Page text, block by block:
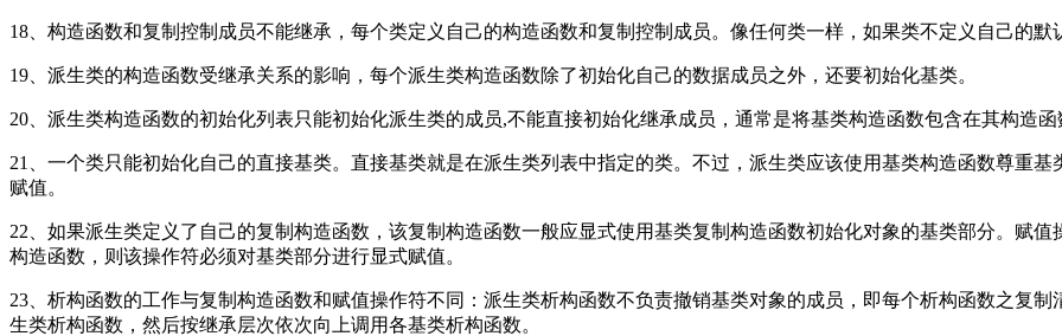
18、构造函数和复制控制成员不能继承，每个类定义自己的构造函数和复制控制成员。像任何类一样，如果类不定义自己的
19、派生类的构造函数受继承关系的影响，每个派生类构造函数除了初始化自己的数据成员之外，还要初始化基类。
20、派生类构造函数的初始化列表只能初始化派生类的成员,不能直接初始化继承成员，通常是将基类构造函数包含在其构造
21、一个类只能初始化自己的直接基类。直接基类就是在派生类列表中指定的类。不过，派生类应该使用基类构造函数尊重
赋值。
22、如果派生类定义了自己的复制构造函数，该复制构造函数一般应显式使用基类复制构造函数初始化对象的基类部分。赋
构造函数，则该操作符必须对基类部分进行显式赋值。
23、析构函数的工作与复制构造函数和赋值操作符不同：派生类析构函数不负责撤销基类对象的成员，即每个析构函数之复
生类析构函数，然后按继承层次依次向上调用各基类析构函数。